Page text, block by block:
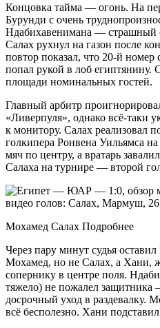
Концовка тайма — огонь. На
Бурунди с очень
Ндабихавенимана — страшный
Салах рухнул на газон после
повтор показал, что 20-й
попал рукой в лоб египтянину.
площади номинальных гостей.
Главный арбитр
«Ливерпуля», однако всё-таки
к монитору. Салах реализовал
голкипера Ронвена Уильямса
мяч по центру, а вратарь
Салаха на турнире — второй
Мохамед Салах Подробнее
Через пару минут судья
Мохамед, но не Салах, а Хани,
сопернику в центре поля.
тяжело) не пожалел защитника
досрочный уход в раздевалку.
всё бесполезно. Хани